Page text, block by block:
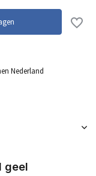
Nederland
geel